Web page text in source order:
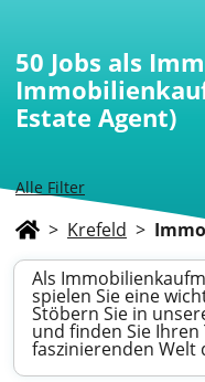
Alle Filter
50 Jobs als
Estate Agent)
> Krefeld >
Als
spielen Sie eine
Stöbern Sie in
und finden Sie
faszinierenden